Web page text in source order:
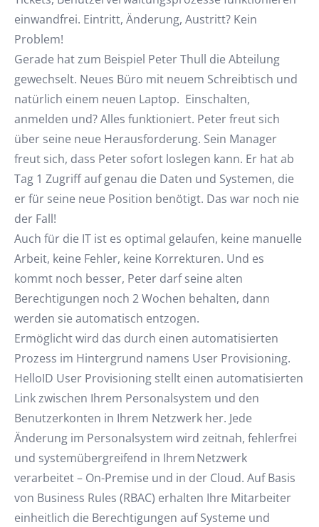
einwandfrei. Eintritt, Änderung, Austritt? Kein
Problem!
Gerade hat zum Beispiel Peter Thull die Abteilung
gewechselt. Neues Büro mit neuem Schreibtisch und
natürlich einem neuen Laptop. Einschalten,
anmelden und? Alles funktioniert. Peter freut sich
über seine neue Herausforderung. Sein Manager
freut sich, dass Peter sofort loslegen kann. Er hat ab
Tag 1 Zugriff auf genau die Daten und Systemen, die
er für seine neue Position benötigt. Das war noch nie
der Fall!
Auch für die IT ist es optimal gelaufen, keine manuelle
Arbeit, keine Fehler, keine Korrekturen. Und es
kommt noch besser, Peter darf seine alten
Berechtigungen noch 2 Wochen behalten, dann
werden sie automatisch entzogen.
Ermöglicht wird das durch einen automatisierten
Prozess im Hintergrund namens User Provisioning.
HelloID User Provisioning stellt einen automatisierten
Link zwischen Ihrem Personalsystem und den
Benutzerkonten in Ihrem Netzwerk her. Jede
Änderung im Personalsystem wird zeitnah, fehlerfrei
und systemübergreifend in Ihrem Netzwerk
verarbeitet – On-Premise und in der Cloud. Auf Basis
von Business Rules (RBAC) erhalten Ihre Mitarbeiter
einheitlich die Berechtigungen auf Systeme und